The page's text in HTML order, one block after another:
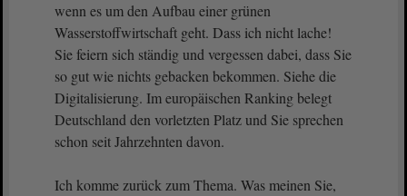
wenn es um den Aufbau einer grünen
Wasserstoffwirtschaft geht. Dass ich nicht lache!
Sie feiern sich ständig und vergessen dabei, dass Sie
so gut wie nichts gebacken bekommen. Siehe die
Digitalisierung. Im europäischen Ranking belegt
Deutschland den vorletzten Platz und Sie sprechen
schon seit Jahrzehnten davon.
Ich komme zurück zum Thema. Was meinen Sie,